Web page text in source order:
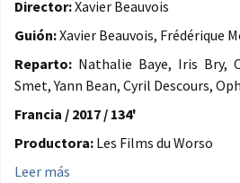
Director:Xavier Beauvois
Guión:Xavier Beauvois, Frédérique
Reparto: Nathalie Baye, Iris Bry,
Smet, Yann Bean, Cyril Descours,
Francia / 2017 / 134'
Productora: Les Films du Worso
Leer más